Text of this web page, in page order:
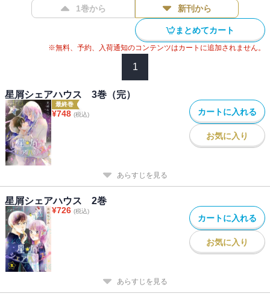
う杏。その場で、写真を撮ったのは自分だと明かされて大混乱！海
斗はすごくいい人そうなのに、なんでそんなことをしたのか。撮影
のあと、カフェで話をすると、海斗が言うには、「杏は陸に騙され
てる」らしい……。陸を疑う気持ちが拭えない杏は、このあとどう
なる!?陸のお母さんの励まし、悪いプロデューサーの登場、そしてシ
1巻から 新刊から
まとめてカート
※無料、予約、入荷通知のコンテンツはカートに追加されません。
1
星屑シェアハウス 3巻（完）
最終巻
¥748 (税込) カートに入れる
お気に入り
あらすじを見る
星屑シェアハウス 2巻
¥726 (税込)
カートに入れる
お気に入り
あらすじを見る